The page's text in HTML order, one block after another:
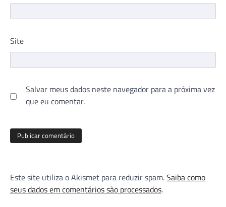
Site
Salvar meus dados neste navegador para a próxima vez
que eu comentar.
Este site utiliza o Akismet para reduzir spam.Saiba como
seus dados em comentários são processados.